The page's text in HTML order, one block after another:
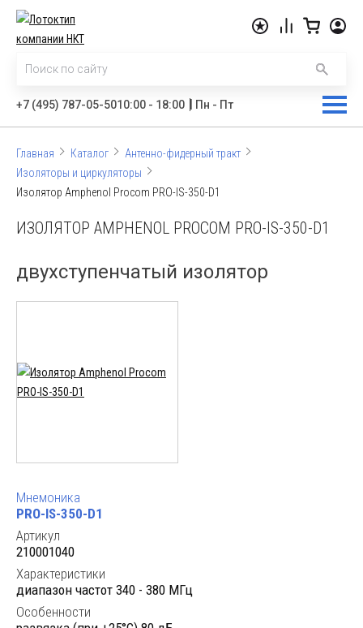
+7 (495) 787-05-5010:00 - 18:00 Пн - Пт
Главная Каталог
Антенно-фидерный тракт
Изоляторы и циркуляторы
Изолятор Amphenol Procom PRO-IS-350-D1
ИЗОЛЯТОР AMPHENOL PROCOM PRO-IS-350-D1
двухступенчатый изолятор
Мнемоника
PRO-IS-350-D1
Артикул
210001040
Характеристики
диапазон частот 340 - 380 МГц
Особенности